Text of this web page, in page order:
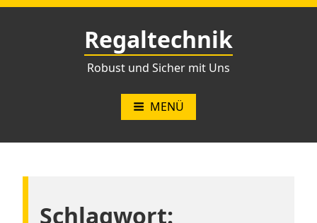
Zum
Regaltechnik
Robust und Sicher mit Uns
MENÜ
Schlagwort: